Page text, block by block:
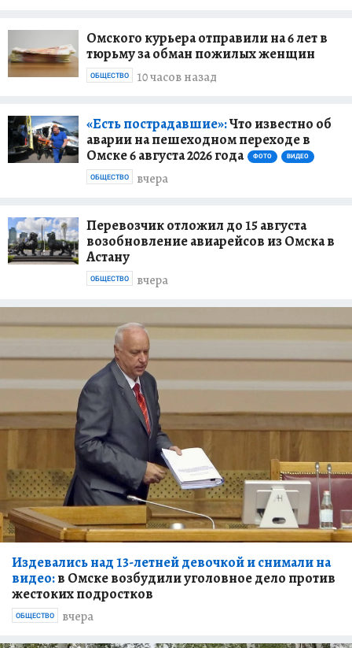
Омского курьера отправили на 6 лет в
тюрьму за обман пожилых женщин
10 часов назад
ОБЩЕСТВО
«Есть пострадавшие»:Что известно об
аварии на пешеходном переходе в
Омске 6 августа 2026 года
ФОТО ВИДЕО
вчера
ОБЩЕСТВО
Перевозчик отложил до 15 августа
возобновление авиарейсов из Омска в
Астану
вчера
ОБЩЕСТВО
Издевались над 13-летней девочкой и снимали на
видео:в Омске возбудили уголовное дело против
жестоких подростков
вчера
ОБЩЕСТВО